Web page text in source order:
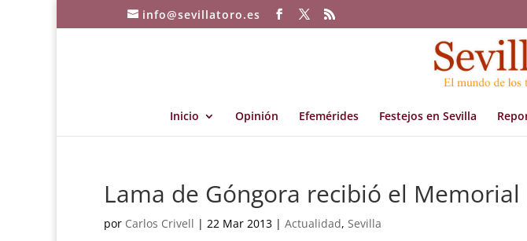
info@sevillatoro.es
Inicio Opinión Efemérides Festejos en Sevilla
Lama de Góngora recibió el
por Carlos Crivell | 22 Mar 2013 | Actualidad, Sevilla